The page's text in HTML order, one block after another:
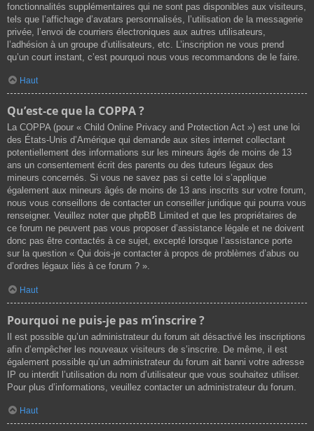
fonctionnalités supplémentaires qui ne sont pas disponibles aux visiteurs,
tels que l’affichage d’avatars personnalisés, l’utilisation de la messagerie
privée, l’envoi de courriers électroniques aux autres utilisateurs,
l’adhésion à un groupe d’utilisateurs, etc. L’inscription ne vous prend
qu’un court instant, c’est pourquoi nous vous recommandons de le faire.
Haut
Qu’est-ce que la COPPA ?
La COPPA (pour « Child Online Privacy and Protection Act ») est une loi
des États-Unis d’Amérique qui demande aux sites internet collectant
potentiellement des informations sur les mineurs âgés de moins de 13
ans un consentement écrit des parents ou des tuteurs légaux des
mineurs concernés. Si vous ne savez pas si cette loi s’applique
également aux mineurs âgés de moins de 13 ans inscrits sur votre forum,
nous vous conseillons de contacter un conseiller juridique qui pourra vous
renseigner. Veuillez noter que phpBB Limited et que les propriétaires de
ce forum ne peuvent pas vous proposer d’assistance légale et ne doivent
donc pas être contactés à ce sujet, excepté lorsque l’assistance porte
sur la question « Qui dois-je contacter à propos de problèmes d’abus ou
d’ordres légaux liés à ce forum ? ».
Haut
Pourquoi ne puis-je pas m’inscrire ?
Il est possible qu’un administrateur du forum ait désactivé les inscriptions
afin d’empêcher les nouveaux visiteurs de s’inscrire. De même, il est
également possible qu’un administrateur du forum ait banni votre adresse
IP ou interdit l’utilisation du nom d’utilisateur que vous souhaitez utiliser.
Pour plus d’informations, veuillez contacter un administrateur du forum.
Haut